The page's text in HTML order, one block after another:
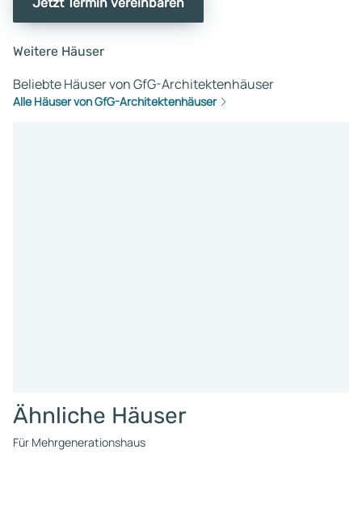
Weitere Häuser
Beliebte Häuser von GfG-Architektenhäuser
Alle Häuser von GfG-Architektenhäuser
Ähnliche Häuser
Für Mehrgenerationshaus